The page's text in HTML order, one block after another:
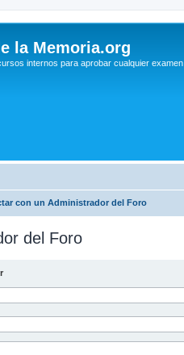
la Memoria.org
internos para aprobar cualquier examen
con un Administrador del Foro
del Foro